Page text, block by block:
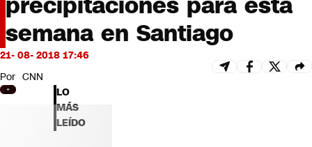
Servicios
Bits
CNN tiempo
Futuro 360
Opinión
semana en Santiago
21- 08- 2018 17:46
Por CNN
LO
MÁS
LEÍDO